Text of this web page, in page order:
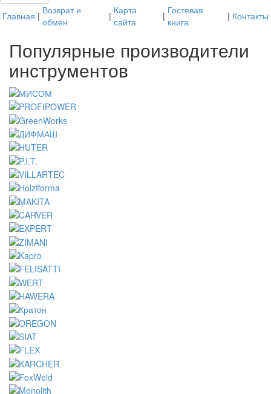
Главная | Возврат и
обмен
| Карта
сайта
| Гостевая
книга
| Контакты
Популярные производители
инструментов